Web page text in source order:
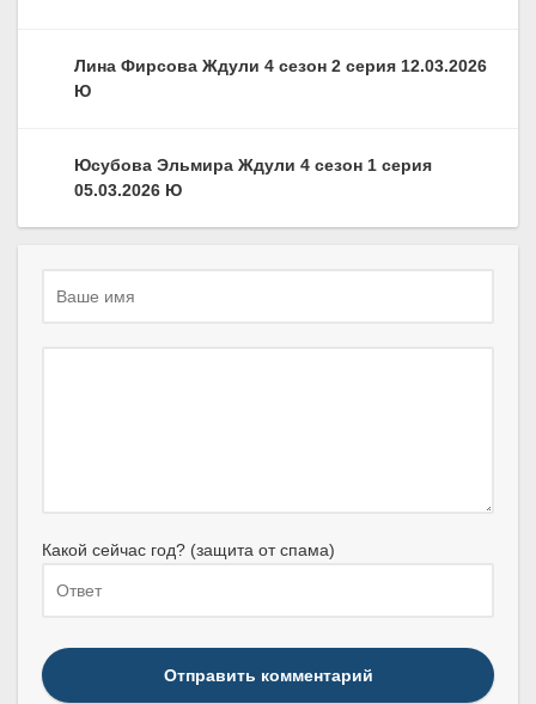
Лина Фирсова Ждули 4 сезон 2 серия 12.03.2026
Ю
Юсубова Эльмира Ждули 4 сезон 1 серия
05.03.2026 Ю
Какой сейчас год? (защита от спама)
Отправить комментарий